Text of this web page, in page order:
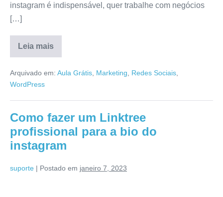
instagram é indispensável, quer trabalhe com negócios
[…]
Leia mais
Arquivado em: Aula Grátis Marketing Redes Sociais
WordPress
Como fazer um Linktree
profissional para a bio do
instagram
suporte | Postado em janeiro 7, 2023